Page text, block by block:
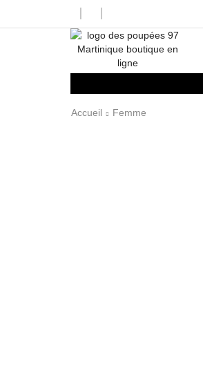
Accueil Femme